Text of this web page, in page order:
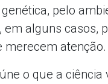
pelo
em alguns casos,
merecem atenção.
o que a ciência